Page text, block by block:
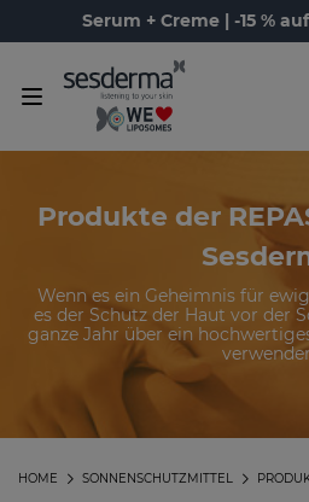
Serum + Creme | -15 %
Produkte der
Wenn es ein Geheimnis für
es der Schutz der Haut vor der
ganze Jahr über ein
SONNENSCHUTZMITTEL
HOME